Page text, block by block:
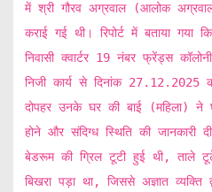
में श्री गौरव अग्रवाल (आलोक अग्रवाल
कराई गई थी। रिपोर्ट में बताया
निवासी क्वार्टर 19 नंबर फ्रेंड्स
निजी कार्य से दिनांक 27.12.2025
दोपहर उनके घर की बाई (महिला)
होने और संदिग्ध स्थिति की जानकारी
बेडरूम की ग्रिल टूटी हुई थी, ताले
बिखरा पड़ा था, जिससे अज्ञात व्यक्ति